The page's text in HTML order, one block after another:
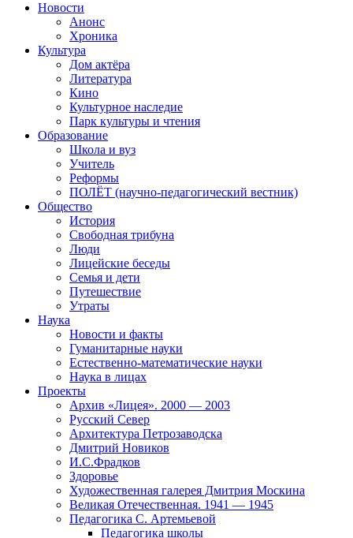
Новости
Анонс
Хроника
Культура
Дом актёра
Литература
Кино
Культурное наследие
Парк культуры и чтения
Образование
Школа и вуз
Учитель
Реформы
ПОЛЁТ (научно-педагогический вестник)
Общество
История
Свободная трибуна
Люди
Лицейские беседы
Семья и дети
Путешествие
Утраты
Наука
Новости и факты
Гуманитарные науки
Естественно-математические науки
Наука в лицах
Проекты
Архив «Лицея». 2000 — 2003
Русский Север
Архитектура Петрозаводска
Дмитрий Новиков
И.С.Фрадков
Здоровье
Художественная галерея Дмитрия Москина
Великая Отечественная. 1941 — 1945
Педагогика С. Артемьевой
Педагогика школы